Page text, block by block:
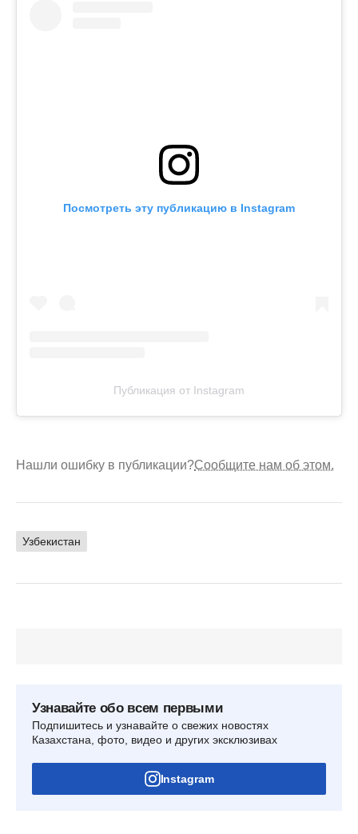
Посмотреть эту публикацию в Instagram
Публикация от Instagram
Нашли ошибку в публикации?Сообщите нам об этом.
Узбекистан
Узнавайте обо всем первыми
Подпишитесь и узнавайте о свежих новостях
Казахстана, фото, видео и других эксклюзивах
Instagram